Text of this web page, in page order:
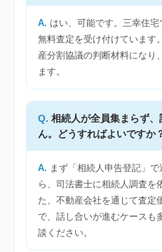
はい、可能です。三幸住
無料査定を受け付けています
産分割協議の判断材料になり
ます。
相続人が全員集まらず
ん。どうすればよいですか
まず「相続人申告登記」
ら、司法書士に相続人調査を
た、不動産会社を通じて査定
で、話し合いが進むケースも
談ください。